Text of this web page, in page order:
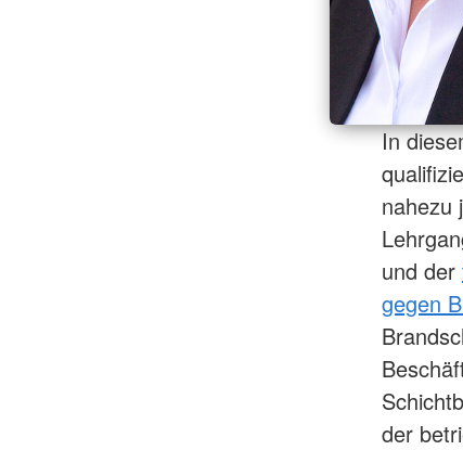
In
nahezu
und der
gegen
der